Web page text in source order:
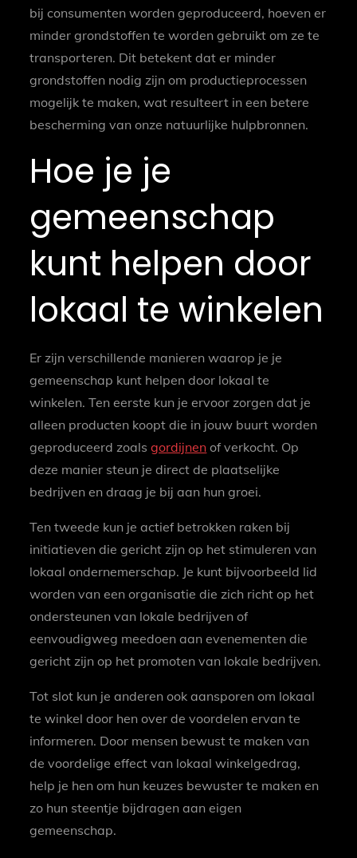
bij consumenten worden geproduceerd, hoeven er
minder grondstoffen te worden gebruikt om ze te
transporteren. Dit betekent dat er minder
grondstoffen nodig zijn om productieprocessen
mogelijk te maken, wat resulteert in een betere
bescherming van onze natuurlijke hulpbronnen.
Hoe je je
gemeenschap
kunt helpen door
lokaal te winkelen
Er zijn verschillende manieren waarop je je
gemeenschap kunt helpen door lokaal te
winkelen. Ten eerste kun je ervoor zorgen dat je
alleen producten koopt die in jouw buurt worden
geproduceerd zoalsgordijnen of verkocht. Op
deze manier steun je direct de plaatselijke
bedrijven en draag je bij aan hun groei.
Ten tweede kun je actief betrokken raken bij
initiatieven die gericht zijn op het stimuleren van
lokaal ondernemerschap. Je kunt bijvoorbeeld lid
worden van een organisatie die zich richt op het
ondersteunen van lokale bedrijven of
eenvoudigweg meedoen aan evenementen die
gericht zijn op het promoten van lokale bedrijven.
Tot slot kun je anderen ook aansporen om lokaal
te winkel door hen over de voordelen ervan te
informeren. Door mensen bewust te maken van
de voordelige effect van lokaal winkelgedrag,
help je hen om hun keuzes bewuster te maken en
zo hun steentje bijdragen aan eigen
gemeenschap.